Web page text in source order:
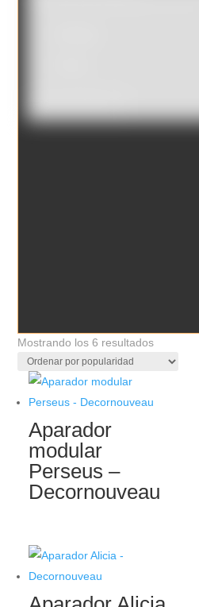
Mostrando los 6 resultadosOrdenado
por
Aparador
modular
Perseus –
Decornouveau